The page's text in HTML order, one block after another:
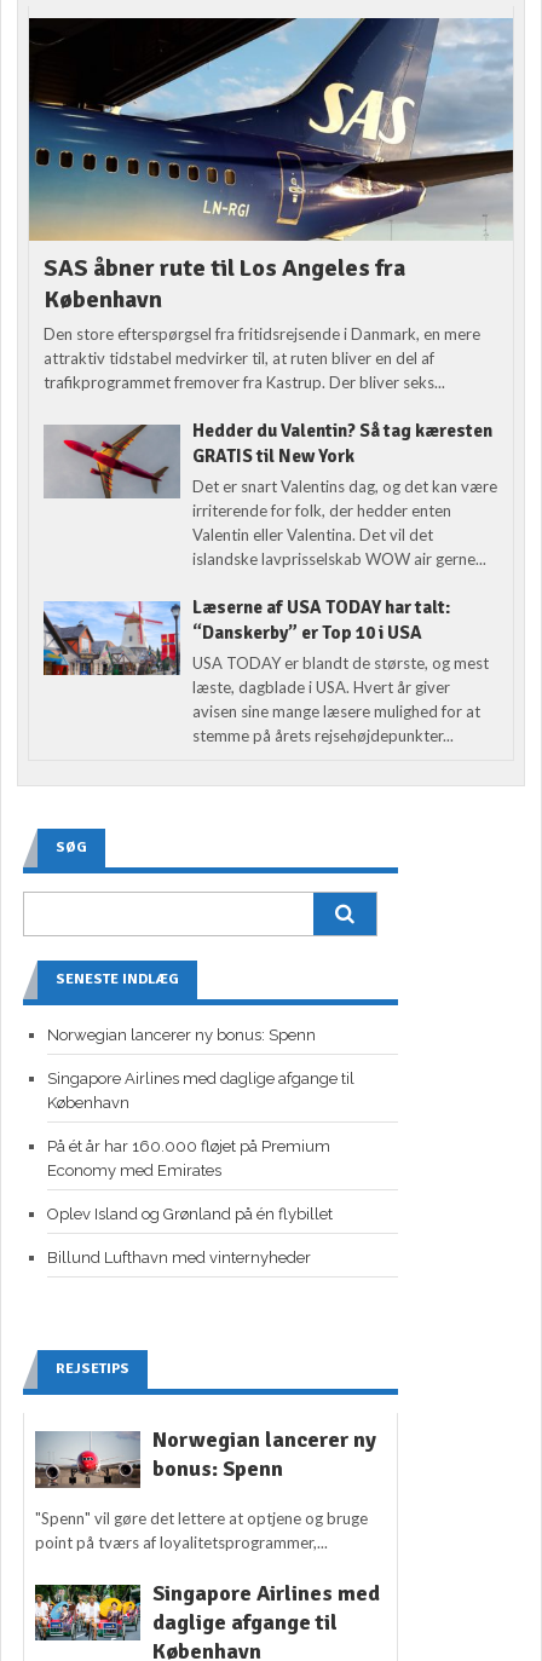
SAS åbner rute til Los Angeles fra
København
Den store efterspørgsel fra fritidsrejsende i Danmark, en mere
attraktiv tidstabel medvirker til, at ruten bliver en del af
trafikprogrammet fremover fra Kastrup. Der bliver seks...
Hedder du Valentin? Så tag kæresten
GRATIS til New York
Det er snart Valentins dag, og det kan være
irriterende for folk, der hedder enten
Valentin eller Valentina. Det vil det
islandske lavprisselskab WOW air gerne...
Læserne af USA TODAY har talt:
“Danskerby” er Top 10 i USA
USA TODAY er blandt de største, og mest
læste, dagblade i USA. Hvert år giver
avisen sine mange læsere mulighed for at
stemme på årets rejsehøjdepunkter...
SØG
SENESTE INDLÆG
Norwegian lancerer ny bonus: Spenn
Singapore Airlines med daglige afgange til
København
På ét år har 160.000 fløjet på Premium
Economy med Emirates
Oplev Island og Grønland på én flybillet
Billund Lufthavn med vinternyheder
REJSETIPS
Norwegian lancerer ny
bonus: Spenn
"Spenn" vil gøre det lettere at optjene og bruge
point på tværs af loyalitetsprogrammer,...
Singapore Airlines med
daglige afgange til
København